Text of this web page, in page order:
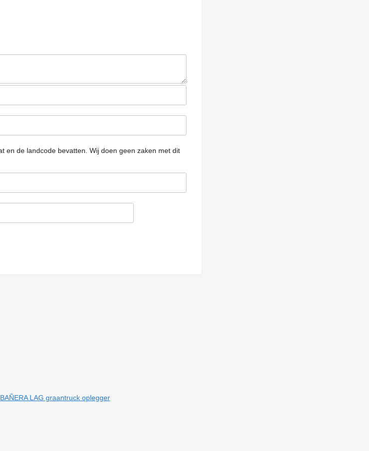
en de landcode bevatten. Wij doen geen zaken met dit
BAÑERA LAG graantruck oplegger